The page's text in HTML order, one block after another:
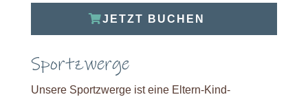
JETZT BUCHEN
Sportzwerge
Unsere Sportzwerge ist eine Eltern-Kind-